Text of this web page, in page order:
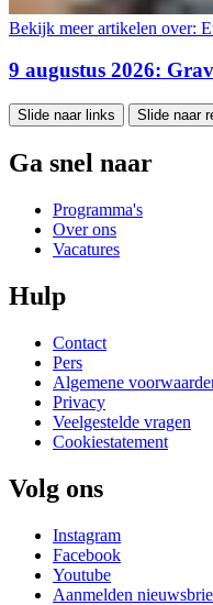
Bekijk meer artikelen over:
9 augustus 2026:
Slide naar links Slide naar
Ga snel naar
Programma's
Over ons
Vacatures
Hulp
Contact
Pers
Algemene
Privacy
Veelgestelde vragen
Cookiestatement
Volg ons
Instagram
Facebook
Youtube
Aanmelden